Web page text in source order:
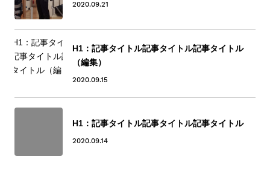
2020.09.21
H1：記事タイトル記事タイトル記事タイトル
（編集）
2020.09.15
H1：記事タイトル記事タイトル記事タイトル
2020.09.14